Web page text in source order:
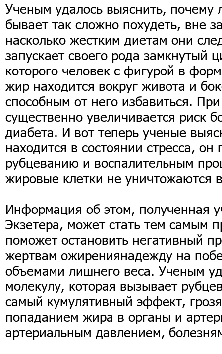
Ученым удалось выяснить,
бывает так сложно похудеть, вне
насколько жестким диетам они
запускает своего рода замкнутый
которого человек с фигурой в
жир находится вокруг живота и
способным от него избавиться.
существенно увеличивается риск
диабета. И вот теперь ученые
находится в состоянии стресса, он
рубцеванию и воспалительным
жировые клетки не уничтожаются
Информация об этом, полученная
Экзетера, может стать тем самым
поможет остановить негативный
жертвам ожирениянадежду на
объемами лишнего веса. Ученым
молекулу, которая вызывает
самый кумулятивный эффект,
попаданием жира в органы и
артериальным давлением,